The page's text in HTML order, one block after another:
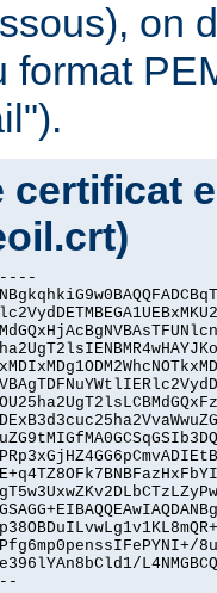
on
format
certificat